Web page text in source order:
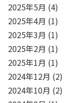
2025年5月 (4)
2025年4月 (1)
2025年3月 (1)
2025年2月 (1)
2025年1月 (1)
2024年12月 (2)
2024年10月 (2)